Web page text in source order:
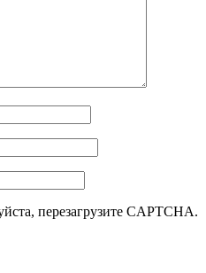
перезагрузите CAPTCHA.